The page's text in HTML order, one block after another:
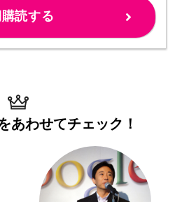
読する
あわせてチェック！